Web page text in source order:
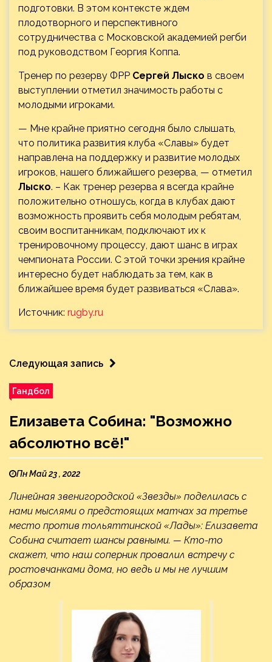
подготовки. В этом контексте ждем
плодотворного и перспективного
сотрудничества с Московской академией регби
под руководством Георгия Коппа.
Тренер по резерву ФРР Сергей Лыско в своем
выступлении отметил значимость работы с
молодыми игроками.
— Мне крайне приятно сегодня было слышать,
что политика развития клуба «Славы» будет
направлена на поддержку и развитие молодых
игроков, нашего ближайшего резерва, — отметил
Лыско. – Как тренер резерва я всегда крайне
положительно отношусь, когда в клубах дают
возможность проявить себя молодым ребятам,
своим воспитанникам, подключают их к
тренировочному процессу, дают шанс в играх
чемпионата России. С этой точки зрения крайне
интересно будет наблюдать за тем, как в
ближайшее время будет развиваться «Слава».
Источник: rugby.ru
Следующая запись
Гандбол
Елизавета Собина: "Возможно
абсолютно всё!"
Пн Май 23 , 2022
Линейная звенигородской «Звезды» поделилась с
нами мыслями о предстоящих матчах за третье
место против тольяттинской «Лады»: Елизавета
Собина считает шансы равными. — Кто-то
скажет, что наш соперник провалил встречу с
ростовчанками дома, но ведь и мы не лучшим
образом